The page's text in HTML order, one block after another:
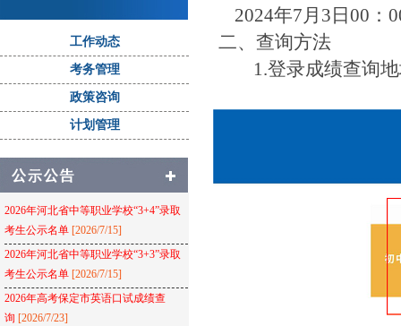
工作动态
考务管理
政策咨询
计划管理
2026年河北省中等职业学校“3+4”录取
考生公示名单 [2026/7/15]
2026年河北省中等职业学校“3+3”录取
考生公示名单 [2026/7/15]
2026年高考保定市英语口试成绩查
询 [2026/7/23]
2024年7月3日00：
二、查询方法
1.登录成绩查询